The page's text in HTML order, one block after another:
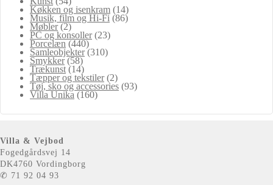
Køkken og isenkram (14)
Musik, film og Hi-Fi (86)
Møbler (2)
PC og konsoller (23)
Porcelæn (440)
Samleobjekter (310)
Smykker (58)
Trækunst (14)
Tæpper og tekstiler (2)
Tøj, sko og accessories (93)
Villa Unika (160)
Villa & Vejbod
Fogedgårdsvej 14
DK4760 Vordingborg
✆ 71 92 04 93